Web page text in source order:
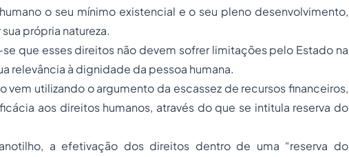
o seu mínimo existencial e o seu pleno desenvolvimento,
própria natureza.
esses direitos não devem sofrer limitações pelo Estado na
relevância à dignidade da pessoa humana.
utilizando o argumento da escassez de recursos financeiros,
aos direitos humanos, através do que se intitula reserva do
a efetivação dos direitos dentro de uma “reserva do